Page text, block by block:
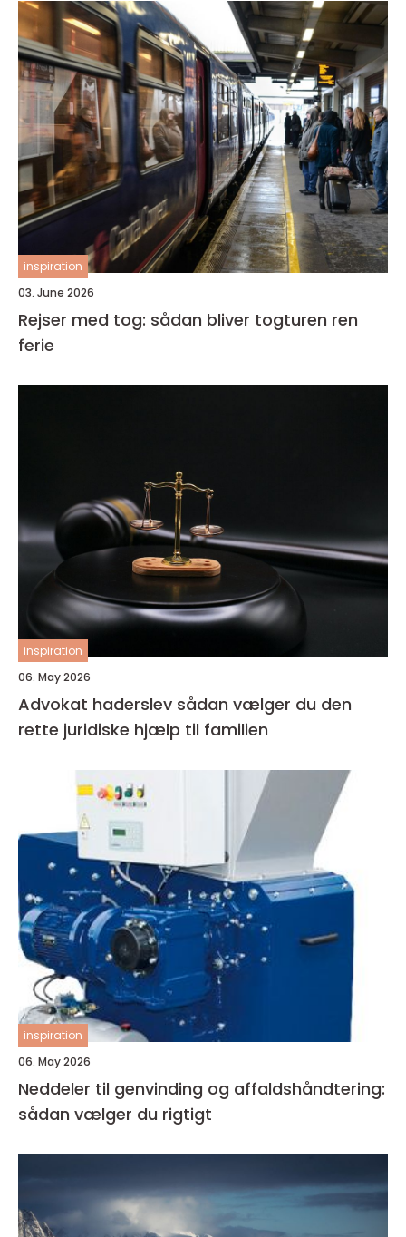
inspiration
03. June 2026
Rejser med tog: sådan bliver togturen ren
ferie
inspiration
06. May 2026
Advokat haderslev sådan vælger du den
rette juridiske hjælp til familien
inspiration
06. May 2026
Neddeler til genvinding og affaldshåndtering:
sådan vælger du rigtigt